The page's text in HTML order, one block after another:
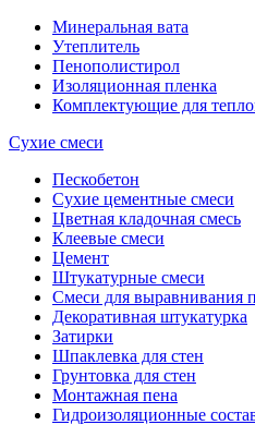
Минеральная вата
Утеплитель
Пенополистирол
Изоляционная пленка
Комплектующие для
Сухие смеси
Пескобетон
Сухие цементные смеси
Цветная кладочная смесь
Клеевые смеси
Цемент
Штукатурные смеси
Смеси для выравнивания
Декоративная штукатурка
Затирки
Шпаклевка для стен
Грунтовка для стен
Монтажная пена
Гидроизоляционные